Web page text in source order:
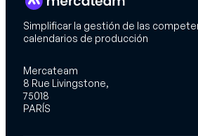
Simplificar la gestión de las
calendarios de producción
Mercateam
8 Rue Livingstone,
75018
PARÍS